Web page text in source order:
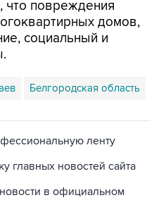
социальный и
главных новостей сайта
в официальном